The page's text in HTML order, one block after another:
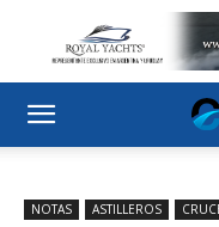
NOTAS ASTILLEROS